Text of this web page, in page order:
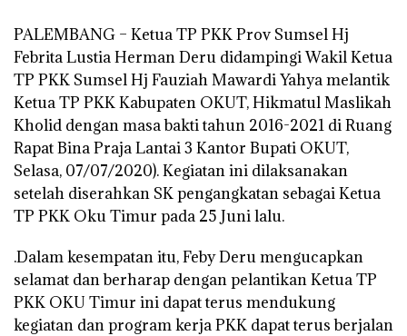
PALEMBANG – Ketua TP PKK Prov Sumsel Hj
Febrita Lustia Herman Deru didampingi Wakil Ketua
TP PKK Sumsel Hj Fauziah Mawardi Yahya melantik
Ketua TP PKK Kabupaten OKUT, Hikmatul Maslikah
Kholid dengan masa bakti tahun 2016-2021 di Ruang
Rapat Bina Praja Lantai 3 Kantor Bupati OKUT,
Selasa, 07/07/2020). Kegiatan ini dilaksanakan
setelah diserahkan SK pengangkatan sebagai Ketua
TP PKK Oku Timur pada 25 Juni lalu.
.Dalam kesempatan itu, Feby Deru mengucapkan
selamat dan berharap dengan pelantikan Ketua TP
PKK OKU Timur ini dapat terus mendukung
kegiatan dan program kerja PKK dapat terus berjalan